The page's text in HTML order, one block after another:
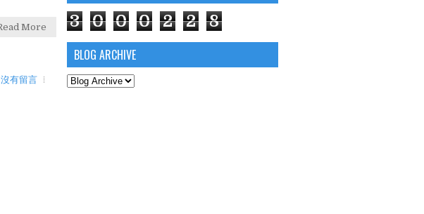
More
沒有留言
3 0 0 0 2 2 8
BLOG ARCHIVE